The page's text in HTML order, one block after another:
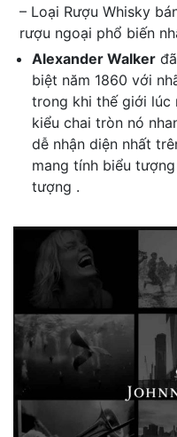
– Loại Rượu Whisky
rượu ngoại phổ biến
Alexander Walkerđã
biệt năm 1860 với
trong khi thế giới lúc
kiểu chai tròn nó
dễ nhận diện nhất
mang tính biểu
tượng .